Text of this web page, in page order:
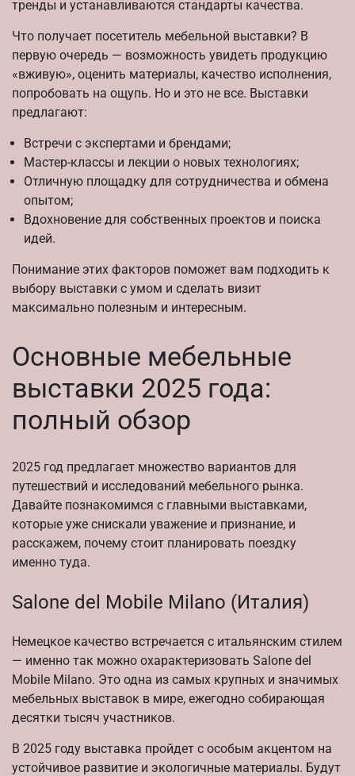
тренды и устанавливаются стандарты качества.
Что получает посетитель мебельной выставки? В
первую очередь — возможность увидеть продукцию
«вживую», оценить материалы, качество исполнения,
попробовать на ощупь. Но и это не все. Выставки
предлагают:
Встречи с экспертами и брендами;
Мастер-классы и лекции о новых технологиях;
Отличную площадку для сотрудничества и обмена
опытом;
Вдохновение для собственных проектов и поиска
идей.
Понимание этих факторов поможет вам подходить к
выбору выставки с умом и сделать визит
максимально полезным и интересным.
Основные мебельные
выставки 2025 года:
полный обзор
2025 год предлагает множество вариантов для
путешествий и исследований мебельного рынка.
Давайте познакомимся с главными выставками,
которые уже снискали уважение и признание, и
расскажем, почему стоит планировать поездку
именно туда.
Salone del Mobile Milano (Италия)
Немецкое качество встречается с итальянским стилем
— именно так можно охарактеризовать Salone del
Mobile Milano. Это одна из самых крупных и значимых
мебельных выставок в мире, ежегодно собирающая
десятки тысяч участников.
В 2025 году выставка пройдет с особым акцентом на
устойчивое развитие и экологичные материалы. Будут